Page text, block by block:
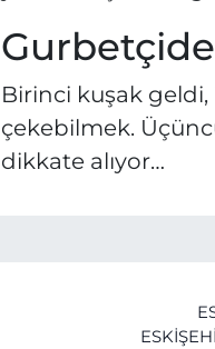
Birinci kuşak geldi,
çekebilmek.
dikkate alıyor…